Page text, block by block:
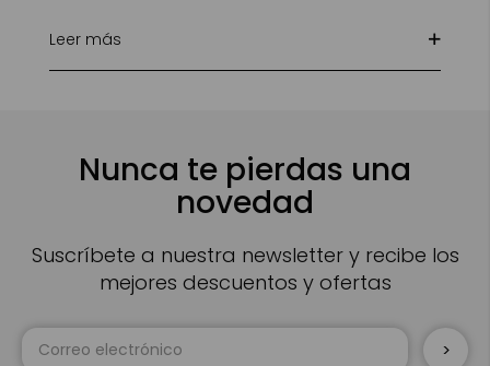
Leer más
Nunca te pierdas una
novedad
Suscríbete a nuestra newsletter y recibe los
mejores descuentos y ofertas
Inscríbase